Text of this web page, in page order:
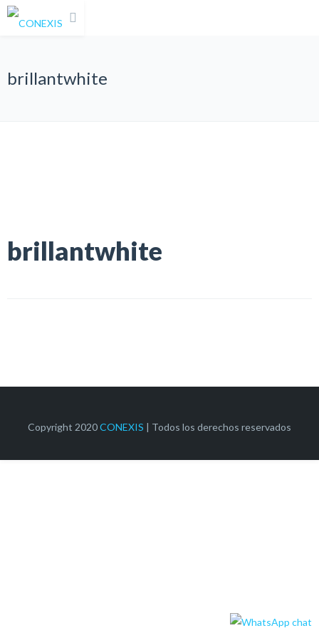
brillantwhite
brillantwhite
Copyright 2020CONEXIS | Todos los derechos reservados